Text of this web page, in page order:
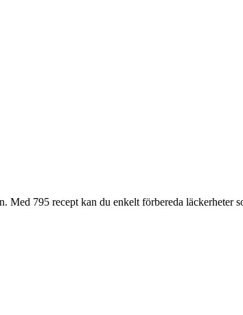
Med 795 recept kan du enkelt förbereda